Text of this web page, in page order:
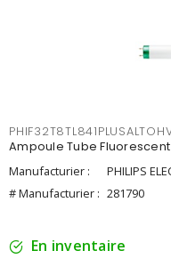
Ampoule Tube Fluorescent
Manufacturier :
PHILIPS
# Manufacturier : 281790
En inventaire